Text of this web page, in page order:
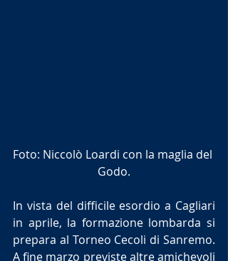
Foto: Niccolò Loardi con la maglia del
Godo.
In vista del difficile esordio a Cagliari
in aprile, la formazione lombarda si
prepara al Torneo Cecoli di Sanremo.
A fine marzo previste altre amichevoli